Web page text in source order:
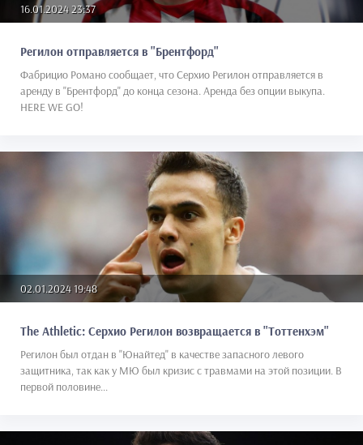
16.01.2024 23:37
Регилон отправляется в "Брентфорд"
Фабрицио Романо сообщает, что Серхио Регилон отправляется в
аренду в "Брентфорд" до конца сезона. Аренда без опции выкупа.
HERE WE GO!
02.01.2024 19:48
The Athletic: Серхио Регилон возвращается в "Тоттенхэм"
Регилон был отдан в "Юнайтед" в качестве запасного левого
защитника, так как у МЮ был кризис с травмами на этой позиции. В
первой половине...